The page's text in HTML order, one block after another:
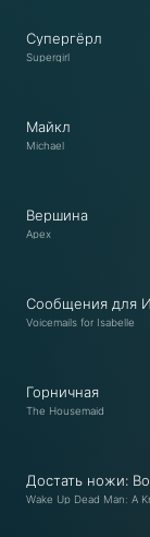
Супергёрл
Supergirl
Майкл
Michael
Вершина
Apex
Voicemails for Isabelle
Горничная
The Housemaid